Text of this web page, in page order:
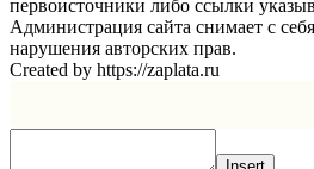
первоисточники либо ссылки
Администрация сайта снимает с
нарушения авторских прав.
Created by https://zaplata.ru